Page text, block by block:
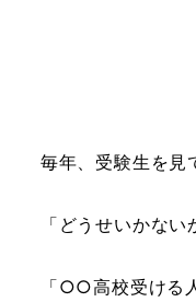
毎年、受験生を見
「どうせいかない
「○○高校受ける